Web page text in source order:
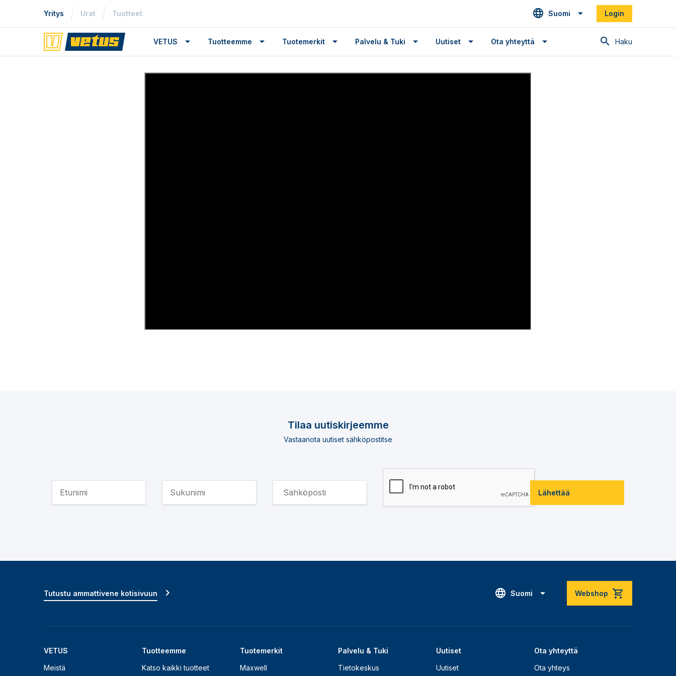
Yritys Urat Tuotteet Suomi Login
Haku
VETUS Tuotteemme Tuotemerkit Palvelu & Tuki Uutiset Ota yhteyttä
Tilaa uutiskirjeemme
Vastaanota uutiset sähköpostitse
Lähettää
Suomi Webshop
VETUS
Meistä
Tuotteemme
Katso kaikki tuotteet
Tuotemerkit
Maxwell
Palvelu & Tuki
Tietokeskus
Uutiset
Uutiset
Ota yhteyttä
Ota yhteys
Tutustu ammattivene kotisivuun